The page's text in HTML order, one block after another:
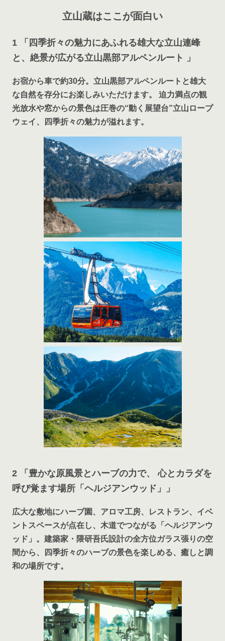
立山蔵はここが面白い
1 「四季折々の魅力にあふれる雄大な立山連峰
と、絶景が広がる立山黒部アルペンルート 」
お宿から車で約30分。立山黒部アルペンルートと雄大
な自然を存分にお楽しみいただけます。 迫力満点の観
光放水や窓からの景色は圧巻の“動く展望台”立山ロープ
ウェイ、四季折々の魅力が溢れます。
2 「豊かな原風景とハーブの力で、 心とカラダを
呼び覚ます場所「ヘルジアンウッド」」
広大な敷地にハーブ園、アロマ工房、レストラン、イベ
ントスペースが点在し、木道でつながる「ヘルジアンウ
ッド」。建築家・隈研吾氏設計の全方位ガラス張りの空
間から、四季折々のハーブの景色を楽しめる、癒しと調
和の場所です。